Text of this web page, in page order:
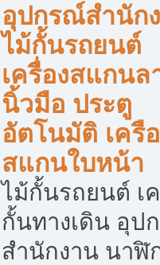
อุปกรณ์สำนัก
ไม้กั้นรถยนต์
เครื่องสแกนล
นิ้วมือ ประตู
อัตโนมัติ เครื
สแกนใบหน้า
ไม้กั้นรถยนต์ เ
กั้นทางเดิน อุป
สำนักงาน นาฬิ